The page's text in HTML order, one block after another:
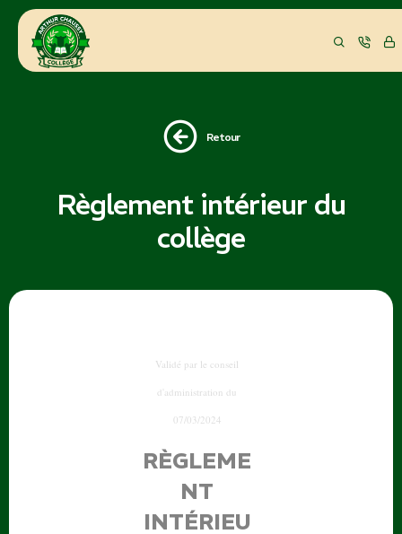
Retour
Règlement intérieur du
collège
Validé par le conseil
d'administration du
07/03/2024
RÈGLEME
NT
INTÉRIEU